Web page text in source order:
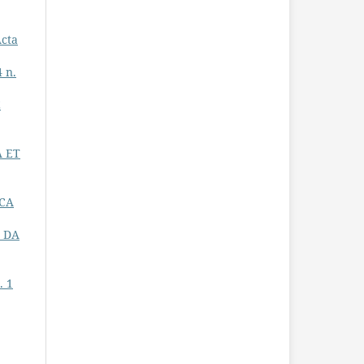
n.
ET
DA
1